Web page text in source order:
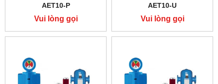
AET10-P
Vui lòng gọi
AET10-U
Vui lòng gọi